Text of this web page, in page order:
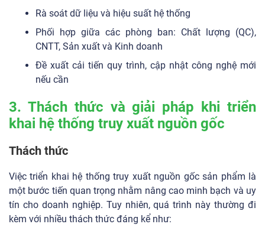
Rà soát dữ liệu và hiệu suất hệ thống
Phối hợp giữa các phòng ban: Chất lượng (QC),
CNTT, Sản xuất và Kinh doanh
Đề xuất cải tiến quy trình, cập nhật công nghệ mới
nếu cần
3. Thách thức và giải pháp khi triển
khai hệ thống truy xuất nguồn gốc
Thách thức
Việc triển khai hệ thống truy xuất nguồn gốc sản phẩm là
một bước tiến quan trọng nhằm nâng cao minh bạch và uy
tín cho doanh nghiệp. Tuy nhiên, quá trình này thường đi
kèm với nhiều thách thức đáng kể như: